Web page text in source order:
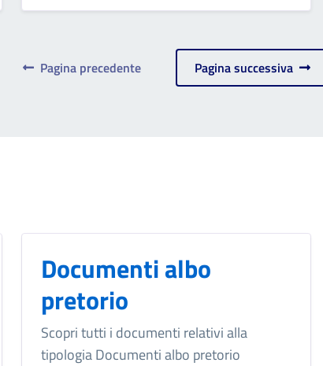
Pagina precedente Pagina successiva
Documenti albo
pretorio
Scopri tutti i documenti relativi alla
tipologia Documenti albo pretorio